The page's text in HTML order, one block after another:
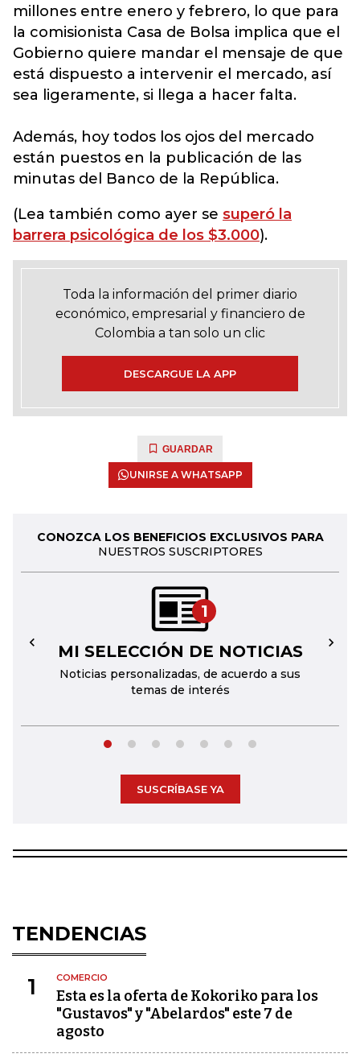
millones entre enero y febrero, lo que para
la comisionista Casa de Bolsa implica que el
Gobierno quiere mandar el mensaje de que
está dispuesto a intervenir el mercado, así
sea ligeramente, si llega a hacer falta.
Además, hoy todos los ojos del mercado
están puestos en la publicación de las
minutas del Banco de la República.
(Lea también como ayer se superó la
barrera psicológica de los $3.000).
Toda la información del primer diario
económico, empresarial y financiero de
Colombia a tan solo un clic
DESCARGUE LA APP
GUARDAR
UNIRSE A WHATSAPP
CONOZCA LOS BENEFICIOS EXCLUSIVOS PARA
NUESTROS SUSCRIPTORES
1
MI SELECCIÓN DE NOTICIAS
Noticias personalizadas, de acuerdo a sus
temas de interés
← →
SUSCRÍBASE YA
TENDENCIAS
1 COMERCIO
Esta es la oferta de Kokoriko para los
"Gustavos" y "Abelardos" este 7 de
agosto